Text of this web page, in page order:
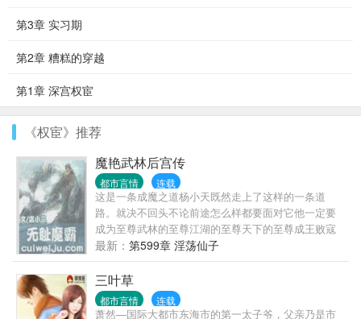
第3章 实习期
第2章 糟糕的穿越
第1章 深宫权宦
《权宦》推荐
魔艳武林后宫传
都市言情 连载
这是一条成魔之道杨小天既然走上了这样的一条道
路。就决不回头不论前途怎么样都要面对它他一定要
成为至尊武林的至尊江湖的至尊天下的至尊成王败寇
成功了他就是名传千古的霸主失败了他就是遗臭万年
的恶魔
最新： 第599章 淫荡仙子
三叶草
都市言情 连载
萧然—国际大都市东海市的第一太子爷，父亲乃是市